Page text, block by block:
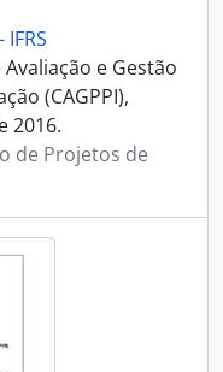
e Gestão
(CAGPPI),
2016.
de Projetos de